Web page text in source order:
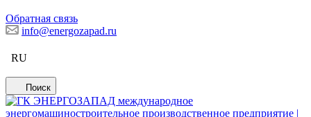
Обратная связь
info@energozapad.ru
RU
Поиск